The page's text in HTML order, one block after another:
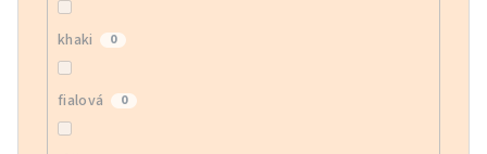
khaki 0
fialová 0